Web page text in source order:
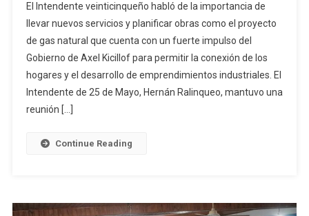
“Junto
A
La
Provincia
Y
A
El Intendente veinticinqueño habló de la importancia de
llevar nuevos servicios y planificar obras como el proyecto
de gas natural que cuenta con un fuerte impulso del
Gobierno de Axel Kicillof para permitir la conexión de los
hogares y el desarrollo de emprendimientos industriales. El
Intendente de 25 de Mayo, Hernán Ralinqueo, mantuvo una
reunión […]
Continue Reading